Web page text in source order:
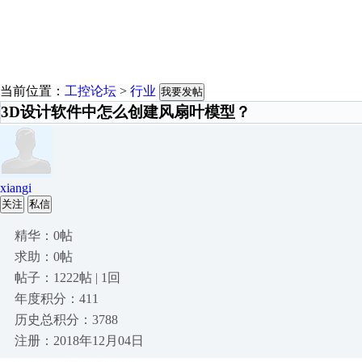
当前位置： 工控论坛 > 行业 我要发帖
3D设计软件中怎么创建风扇叶模型？
xiangi
关注 私信
精华：0帖
求助：0帖
帖子：1222帖 | 1回
年度积分：411
历史总积分：3788
注册：2018年12月04日